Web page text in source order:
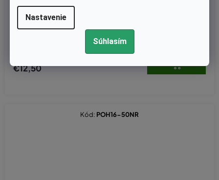
Nastavenie
Súhlasím
Lišta 30 cm nahrádza Oregon 120SDEA041
€12,50
Kód: POH16-50NR